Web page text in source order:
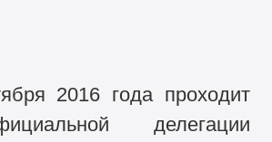
2016 года проходит
делегации